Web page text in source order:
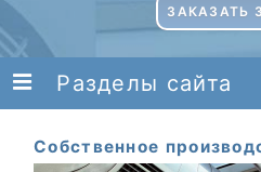
ЗАКАЗАТЬ
Разделы сайта
Собственное